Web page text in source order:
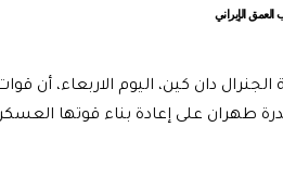
العمق الإيراني
دان كين، اليوم الاربعاء، أن
طهران على إعادة بناء قوتها